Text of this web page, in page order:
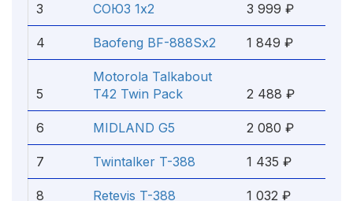
3
СОЮЗ 1х2
3 999 ₽
4 Baofeng BF-888Sx2 1 849 ₽
5
Motorola Talkabout
T42 Twin Pack
2 488 ₽
6 MIDLAND G5 2 080 ₽
7 Twintalker T-388 1 435 ₽
8 Retevis T-388 1 032 ₽